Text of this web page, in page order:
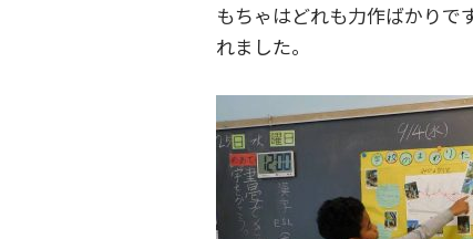
もちゃはどれも力作ばかりで
れました。